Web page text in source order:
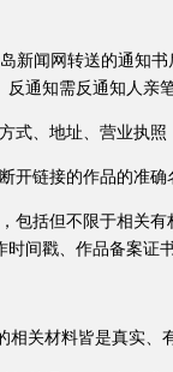
闻网转送的通知
通知需反通知人
、地址、营业执
开链接的作品的准确
括但不限于相关
间戳、作品备案
关材料皆是真实、